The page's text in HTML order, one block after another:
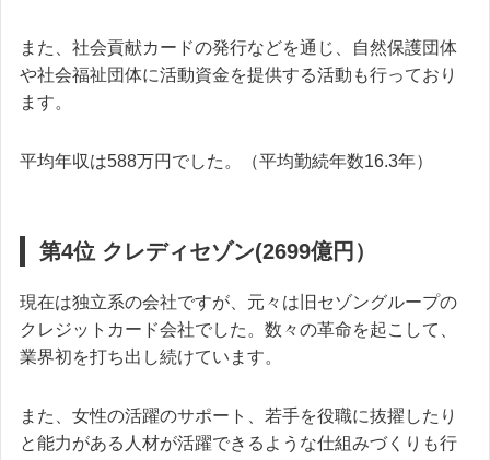
また、社会貢献カードの発行などを通じ、自然保護団体
や社会福祉団体に活動資金を提供する活動も行っており
ます。
平均年収は588万円でした。（平均勤続年数16.3年）
第4位 クレディセゾン(2699億円）
現在は独立系の会社ですが、元々は旧セゾングループの
クレジットカード会社でした。数々の革命を起こして、
業界初を打ち出し続けています。
また、女性の活躍のサポート、若手を役職に抜擢したり
と能力がある人材が活躍できるような仕組みづくりも行